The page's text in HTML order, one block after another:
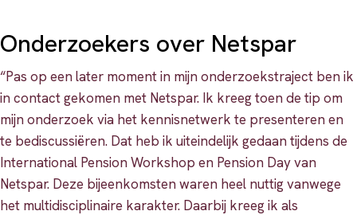
Onderzoekers over Netspar
“Pas op een later moment in mijn onderzoekstraject ben ik
in contact gekomen met Netspar. Ik kreeg toen de tip om
mijn onderzoek via het kennisnetwerk te presenteren en
te bediscussiëren. Dat heb ik uiteindelijk gedaan tijdens de
International Pension Workshop en Pension Day van
Netspar. Deze bijeenkomsten waren heel nuttig vanwege
het multidisciplinaire karakter. Daarbij kreeg ik als